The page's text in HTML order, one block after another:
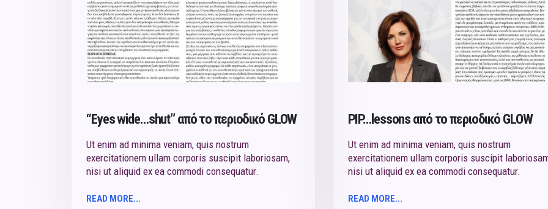
“Eyes wide…shut” από το περιoδικό GLOW
Ut enim ad minima veniam, quis nostrum
exercitationem ullam corporis suscipit laboriosam,
nisi ut aliquid ex ea commodi consequatur.
READ MORE...
PIP…lessons από το περιoδικό GLOW
Ut enim ad minima veniam, quis nostrum
exercitationem ullam corporis suscipit
nisi ut aliquid ex ea commodi consequatur.
READ MORE...